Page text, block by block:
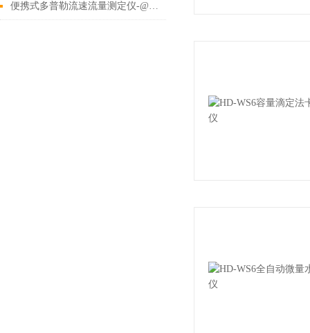
便携式多普勒流速流量测定仪-@便携式多普勒流速流量测定仪